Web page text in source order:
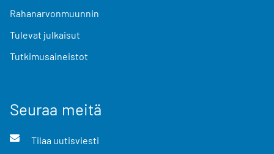
Rahanarvonmuunnin
Tulevat julkaisut
Tutkimusaineistot
Seuraa meitä
Tilaa uutisviesti